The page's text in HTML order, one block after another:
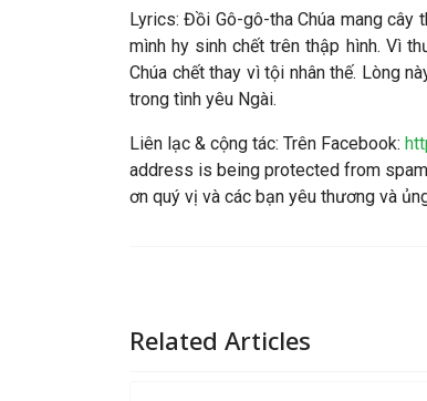
Lyrics: Đồi Gô-gô-tha Chúa mang cây
mình hy sinh chết trên thập hình. Vì
Chúa chết thay vì tội nhân thế. Lòng
trong tình yêu Ngài.
Liên lạc & cộng tác: Trên Facebook:
address is being protected from
ơn quý vị và các bạn yêu thương và
Related Articles